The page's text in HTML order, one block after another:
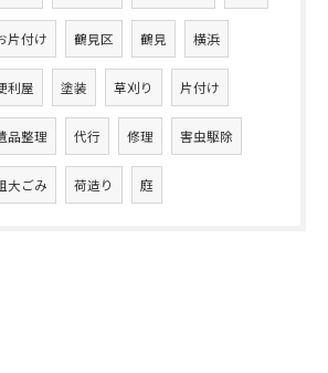
片付け 鶴見区 鶴見 横浜
利屋 塗装 草刈り 片付け
品整理 代行 修理 害虫駆除
大ごみ 荷造り 庭